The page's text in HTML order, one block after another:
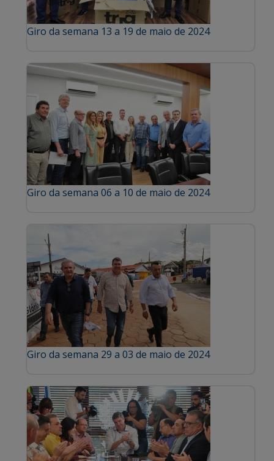
Giro da semana 13 a 19 de maio de 2024
Giro da semana 06 a 10 de maio de 2024
Giro da semana 29 a 03 de maio de 2024